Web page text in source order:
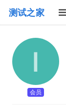
测试之家
会员